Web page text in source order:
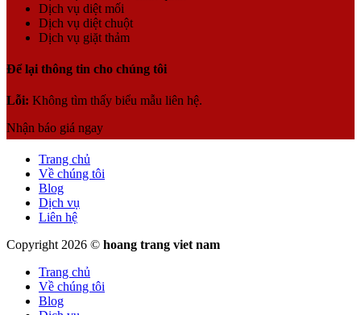
Dịch vụ diệt mối
Dịch vụ diệt chuột
Dịch vụ giặt thảm
Để lại thông tin cho chúng tôi
Lỗi: Không tìm thấy biểu mẫu liên hệ.
Nhận báo giá ngay
Trang chủ
Về chúng tôi
Blog
Dịch vụ
Liên hệ
Copyright 2026 © hoang trang viet nam
Trang chủ
Về chúng tôi
Blog